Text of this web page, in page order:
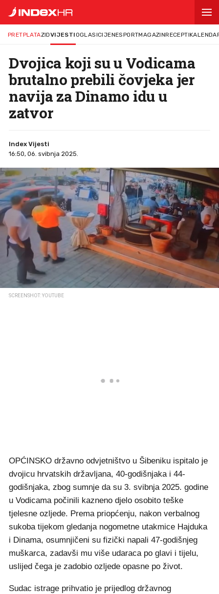
PRETPLATAZIDVIJESTIOGLASICIJENESPORTMAGAZINRECEPTI
Dvojica koji su u Vodicama
brutalno prebili čovjeka jer
navija za Dinamo idu u
zatvor
Index Vijesti
16:50, 06. svibnja 2025.
SCREENSHOT: YOUTUBE
OPĆINSKO državno odvjetništvo u Šibeniku ispitalo je
dvojicu hrvatskih državljana, 40-godišnjaka i 44-
godišnjaka, zbog sumnje da su 3. svibnja 2025. godine
u Vodicama počinili kazneno djelo osobito teške
tjelesne ozljede. Prema priopćenju, nakon verbalnog
sukoba tijekom gledanja nogometne utakmice Hajduka
i Dinama, osumnjičeni su fizički napali 47-godišnjeg
muškarca, zadavši mu više udaraca po glavi i tijelu,
uslijed čega je zadobio ozljede opasne po život.
Sudac istrage prihvatio je prijedlog državnog